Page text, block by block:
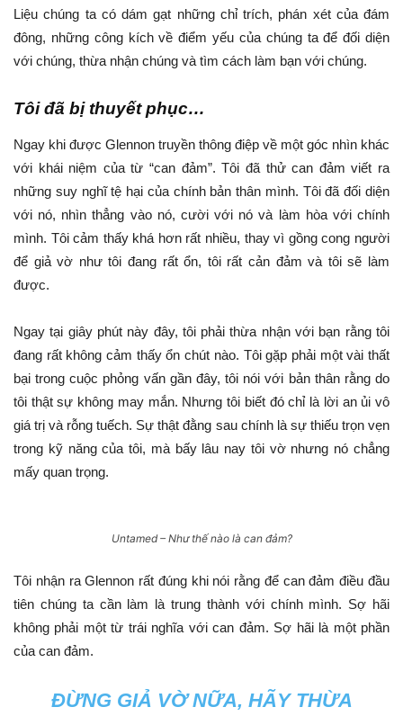
Liệu chúng ta có dám gạt những chỉ trích, phán xét của đám
đông, những công kích về điểm yếu của chúng ta để đối diện
với chúng, thừa nhận chúng và tìm cách làm bạn với chúng.
Tôi đã bị thuyết phục…
Ngay khi được Glennon truyền thông điệp về một góc nhìn khác
với khái niệm của từ “can đảm”. Tôi đã thử can đảm viết ra
những suy nghĩ tệ hại của chính bản thân mình. Tôi đã đối diện
với nó, nhìn thẳng vào nó, cười với nó và làm hòa với chính
mình. Tôi cảm thấy khá hơn rất nhiều, thay vì gồng cong người
để giả vờ như tôi đang rất ổn, tôi rất cản đảm và tôi sẽ làm
được.
Ngay tại giây phút này đây, tôi phải thừa nhận với bạn rằng tôi
đang rất không cảm thấy ổn chút nào. Tôi gặp phải một vài thất
bại trong cuộc phỏng vấn gần đây, tôi nói với bản thân rằng do
tôi thật sự không may mắn. Nhưng tôi biết đó chỉ là lời an ủi vô
giá trị và rỗng tuếch. Sự thật đằng sau chính là sự thiếu trọn vẹn
trong kỹ năng của tôi, mà bấy lâu nay tôi vờ nhưng nó chẳng
mấy quan trọng.
Untamed – Như thế nào là can đảm?
Tôi nhận ra Glennon rất đúng khi nói rằng để can đảm điều đầu
tiên chúng ta cần làm là trung thành với chính mình. Sợ hãi
không phải một từ trái nghĩa với can đảm. Sợ hãi là một phần
của can đảm.
ĐỪNG GIẢ VỜ NỮA, HÃY THỪA